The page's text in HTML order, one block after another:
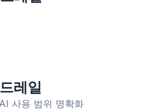
레일
사용 범위 명확화